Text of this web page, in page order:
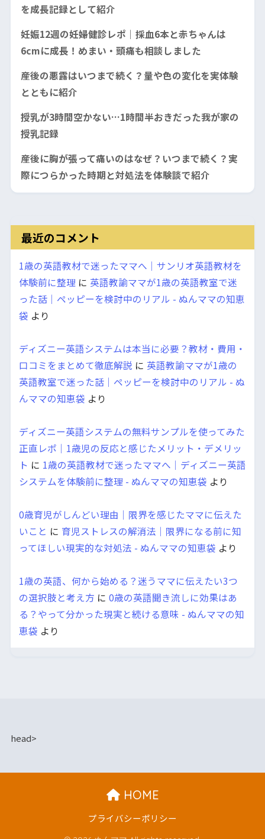
を成長記録として紹介
妊娠12週の妊婦健診レポ｜採血6本と赤ちゃんは
6cmに成長！めまい・頭痛も相談しました
産後の悪露はいつまで続く？量や色の変化を実体験
とともに紹介
授乳が3時間空かない…1時間半おきだった我が家の
授乳記録
産後に胸が張って痛いのはなぜ？いつまで続く？実
際につらかった時期と対処法を体験談で紹介
最近のコメント
1歳の英語教材で迷ったママへ｜サンリオ英語教材を
体験前に整理 に 英語教諭ママが1歳の英語教室で迷
った話｜ペッピーを検討中のリアル - ぬんママの知恵
袋 より
ディズニー英語システムは本当に必要？教材・費用・
口コミをまとめて徹底解説 に 英語教諭ママが1歳の
英語教室で迷った話｜ペッピーを検討中のリアル - ぬ
んママの知恵袋 より
ディズニー英語システムの無料サンプルを使ってみた
正直レポ｜1歳児の反応と感じたメリット・デメリッ
ト に 1歳の英語教材で迷ったママへ｜ディズニー英語
システムを体験前に整理 - ぬんママの知恵袋 より
0歳育児がしんどい理由｜限界を感じたママに伝えた
いこと に 育児ストレスの解消法｜限界になる前に知
ってほしい現実的な対処法 - ぬんママの知恵袋 より
1歳の英語、何から始める？迷うママに伝えたい3つ
の選択肢と考え方 に 0歳の英語聞き流しに効果はあ
る？やって分かった現実と続ける意味 - ぬんママの知
恵袋 より
head>
HOME
プライバシーポリシー